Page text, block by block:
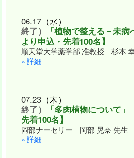
06.17 （水）
終了）
「植物で整える－未
より申込・先着100名】
順天堂大学薬学部 准教授 杉本
» 詳細
07.23 （木）
終了）
「多肉植物について」
先着100名】
岡部ナーセリー 岡部 晃奈 先生
» 詳細